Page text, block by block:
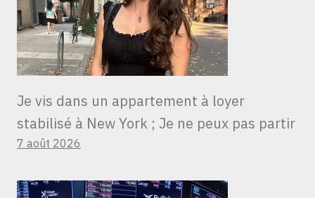
Je vis dans un appartement à loyer
stabilisé à New York ; Je ne peux pas partir
7 août 2026